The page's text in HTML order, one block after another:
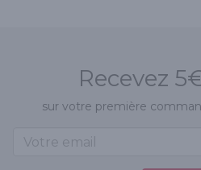
Recevez
sur votre première